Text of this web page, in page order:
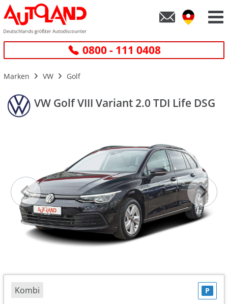
0800 - 111 0408
Marken VW Golf
VW Golf VIII Variant 2.0 TDI Life DSG
Kombi P